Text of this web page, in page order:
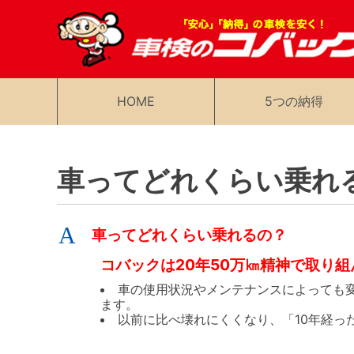
HOME 5つの納得
車ってどれくらい乗れ
A
車ってどれくらい乗れるの？
コバックは20年50万㎞精神で取り
車の使用状況やメンテナンスによっても
ます。
以前に比べ壊れにくくなり、「10年経